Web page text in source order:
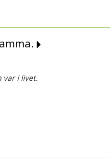
var i livet.